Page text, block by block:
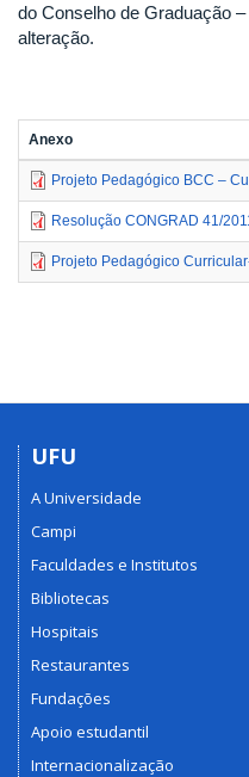
do Conselho de Graduação
alteração.
Anexo
Projeto Pedagógico BCC –
Resolução CONGRAD 41/
Projeto Pedagógico
UFU
A Universidade
Campi
Faculdades e Institutos
Bibliotecas
Hospitais
Restaurantes
Fundações
Apoio estudantil
Internacionalização